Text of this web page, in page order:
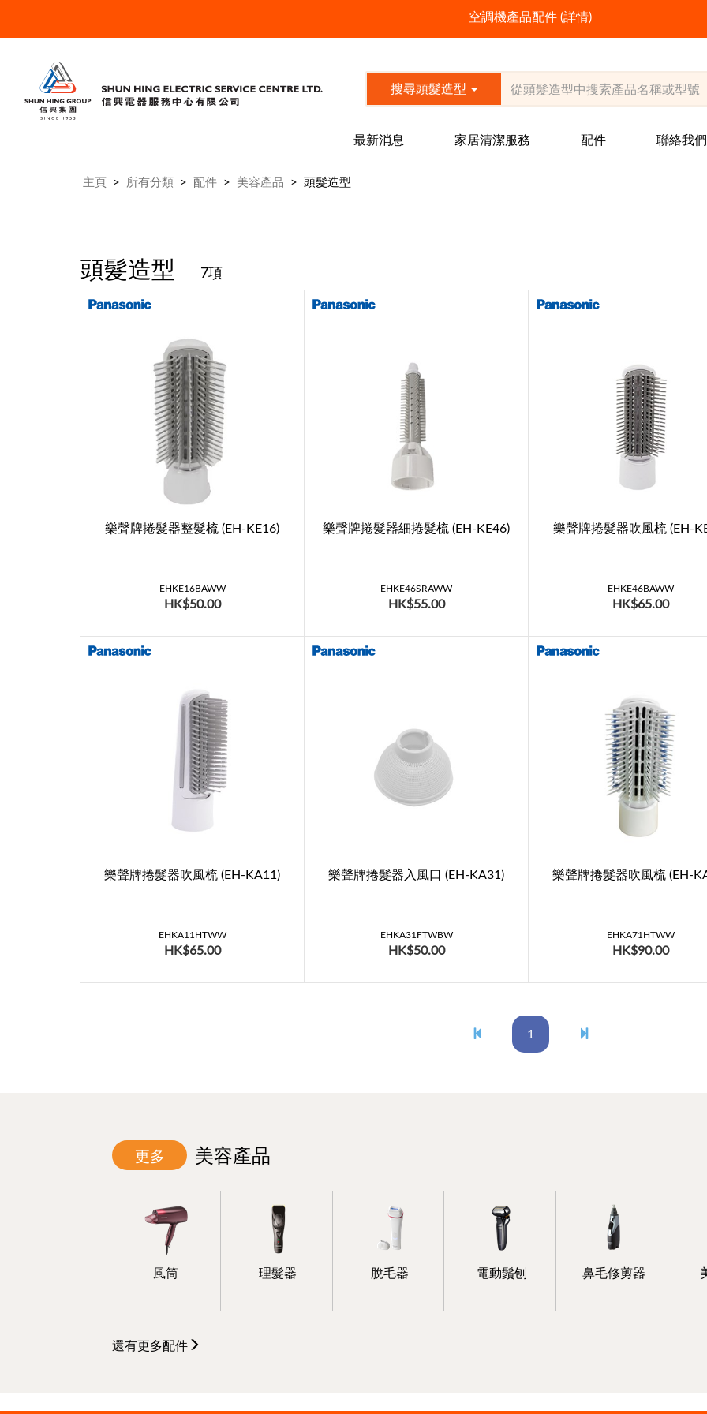
空調機產品配件(詳情)
搜尋頭髮造型
最新消息 家居清潔服務 配件 聯絡我們
主頁 > 所有分類 > 配件 > 美容產品 > 頭髮造型
頭髮造型 7項
樂聲牌捲髮器整髮梳 (EH-KE16)
EHKE16BAWW
HK$50.00
樂聲牌捲髮器細捲髮梳 (EH-KE46)
EHKE46SRAWW
HK$55.00
樂聲牌捲髮器吹風梳 (EH-
EHKE46BAWW
HK$65.00
樂聲牌捲髮器吹風梳 (EH-KA11)
EHKA11HTWW
HK$65.00
樂聲牌捲髮器入風口 (EH-KA31)
EHKA31FTWBW
HK$50.00
樂聲牌捲髮器吹風梳 (EH-
EHKA71HTWW
HK$90.00
1
更多 美容產品
風筒 理髮器 脫毛器 電動鬚刨 鼻毛修剪器
還有更多配件